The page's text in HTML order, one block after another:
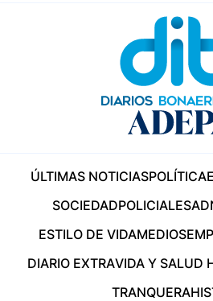
ÚLTIMAS NOTICIASPOLÍTICA
SOCIEDADPOLICIALES
ESTILO DE VIDAMEDIOS
DIARIO EXTRAVIDA Y SALUD
TRANQUERA